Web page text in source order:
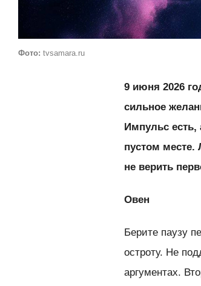
Фото: tvsamara.ru
9 июня 2026
сильное
Импульс
пустом месте.
не верить
Овен
Берите паузу
остроту. Не
аргументах.